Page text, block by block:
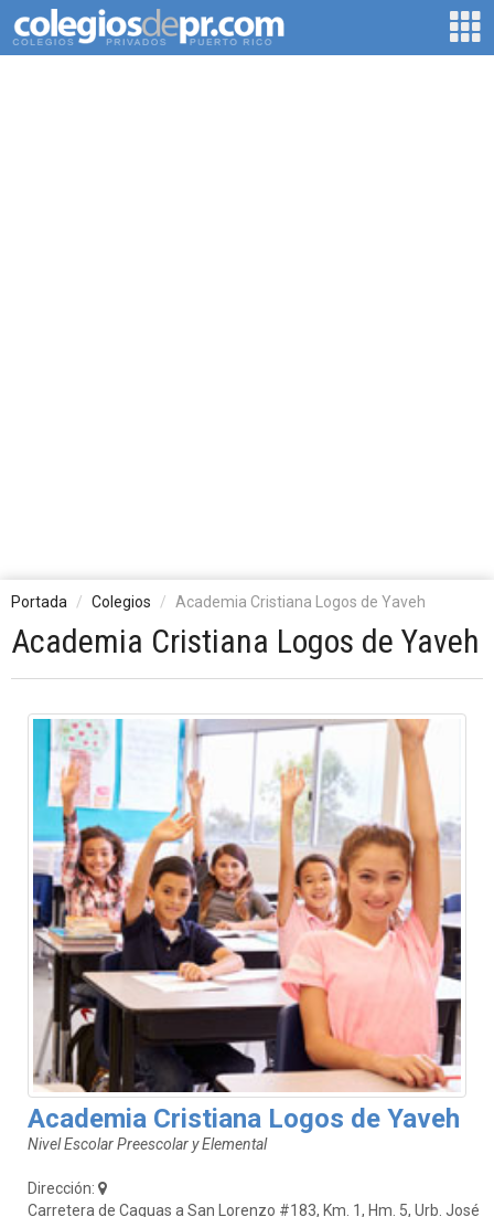
Portada Colegios Academia Cristiana Logos de Yaveh
Academia Cristiana Logos de Yaveh
Academia Cristiana Logos de Yaveh
Nivel Escolar Preescolar y Elemental
Dirección:
Carretera de Caguas a San Lorenzo #183, Km. 1, Hm. 5, Urb. José